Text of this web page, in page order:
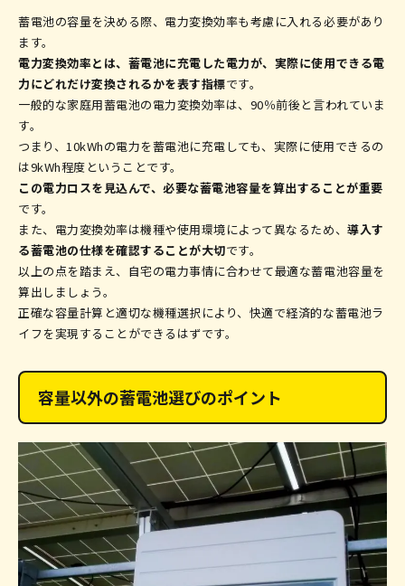
蓄電池の容量を決める際、電力変換効率も考慮に入れる必要があり
ます。
電力変換効率とは、蓄電池に充電した電力が、実際に使用できる電
力にどれだけ変換されるかを表す指標です。
一般的な家庭用蓄電池の電力変換効率は、90％前後と言われていま
す。
つまり、10kWhの電力を蓄電池に充電しても、実際に使用できるの
は9kWh程度ということです。
この電力ロスを見込んで、必要な蓄電池容量を算出することが重要
です。
また、電力変換効率は機種や使用環境によって異なるため、導入す
る蓄電池の仕様を確認することが大切です。
以上の点を踏まえ、自宅の電力事情に合わせて最適な蓄電池容量を
算出しましょう。
正確な容量計算と適切な機種選択により、快適で経済的な蓄電池ラ
イフを実現することができるはずです。
容量以外の蓄電池選びのポイント